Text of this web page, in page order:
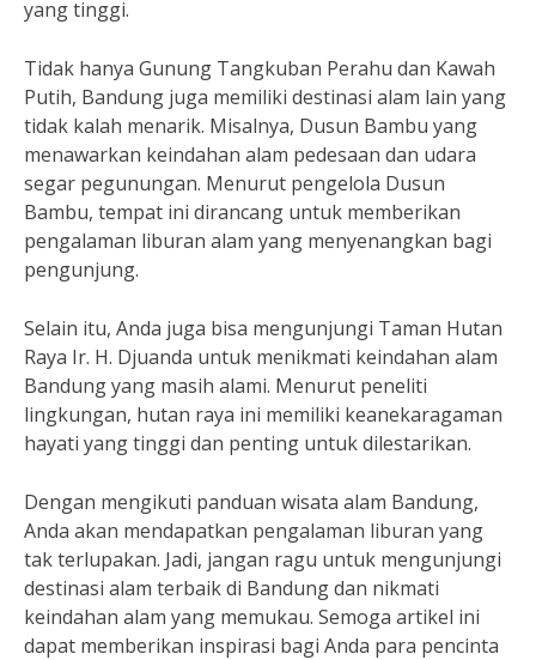
yang tinggi.
Tidak hanya Gunung Tangkuban Perahu dan Kawah
Putih, Bandung juga memiliki destinasi alam lain yang
tidak kalah menarik. Misalnya, Dusun Bambu yang
menawarkan keindahan alam pedesaan dan udara
segar pegunungan. Menurut pengelola Dusun
Bambu, tempat ini dirancang untuk memberikan
pengalaman liburan alam yang menyenangkan bagi
pengunjung.
Selain itu, Anda juga bisa mengunjungi Taman Hutan
Raya Ir. H. Djuanda untuk menikmati keindahan alam
Bandung yang masih alami. Menurut peneliti
lingkungan, hutan raya ini memiliki keanekaragaman
hayati yang tinggi dan penting untuk dilestarikan.
Dengan mengikuti panduan wisata alam Bandung,
Anda akan mendapatkan pengalaman liburan yang
tak terlupakan. Jadi, jangan ragu untuk mengunjungi
destinasi alam terbaik di Bandung dan nikmati
keindahan alam yang memukau. Semoga artikel ini
dapat memberikan inspirasi bagi Anda para pencinta